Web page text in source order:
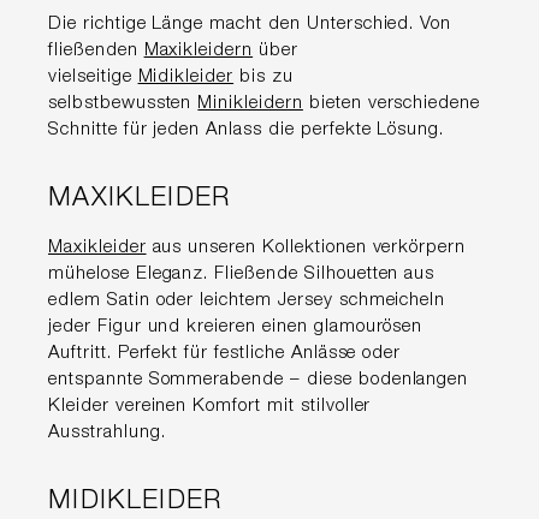
Die richtige Länge macht den Unterschied. Von
fließenden Maxikleidern über
vielseitige Midikleider bis zu
selbstbewussten Minikleidern bieten verschiedene
Schnitte für jeden Anlass die perfekte Lösung.
MAXIKLEIDER
Maxikleider aus unseren Kollektionen verkörpern
mühelose Eleganz. Fließende Silhouetten aus
edlem Satin oder leichtem Jersey schmeicheln
jeder Figur und kreieren einen glamourösen
Auftritt. Perfekt für festliche Anlässe oder
entspannte Sommerabende – diese bodenlangen
Kleider vereinen Komfort mit stilvoller
Ausstrahlung.
MIDIKLEIDER